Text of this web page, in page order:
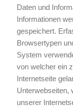
Daten und
Informationen
gespeichert.
Browsertypen
System
von welcher ein
Internetseite
Unterwebseiten,
unserer